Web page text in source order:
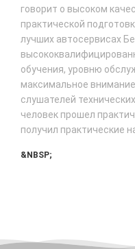
говорит о высоком
практической
лучших автосервисах
обучения, уровню
максимальное
слушателей
человек прошел
получил практические
&NBSP;